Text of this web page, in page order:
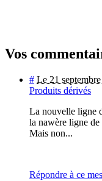
Vos
# Le 21
Produits dérivés
La nouvelle ligne
la nawère ligne de
Mais non...
Répondre à ce